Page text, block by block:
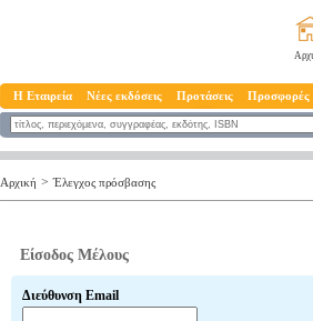
Η Εταιρεία Νέες εκδόσεις Προτάσεις Προσφορές
Αρχική > Έλεγχος πρόσβασης
Είσοδος Μέλους
Διεύθυνση Email